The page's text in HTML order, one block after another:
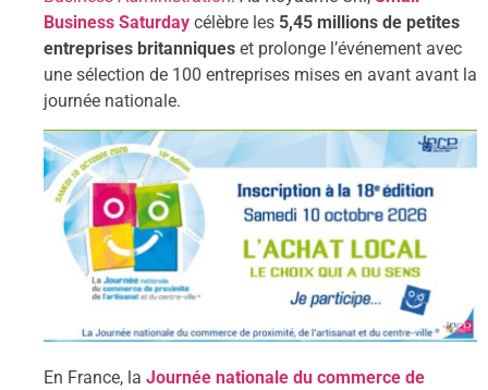
Business Saturday célèbre les 5,45 millions de petites
entreprises britanniques et prolonge l’événement avec
une sélection de 100 entreprises mises en avant avant la
journée nationale.
En France, la Journée nationale du commerce de